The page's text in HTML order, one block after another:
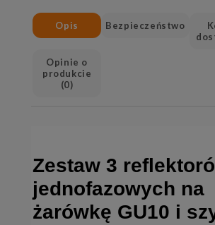
Opis Bezpieczeństwo
Opinie o
produkcie
(0)
Zestaw 3
jednofazowych na
żarówkę GU10 i